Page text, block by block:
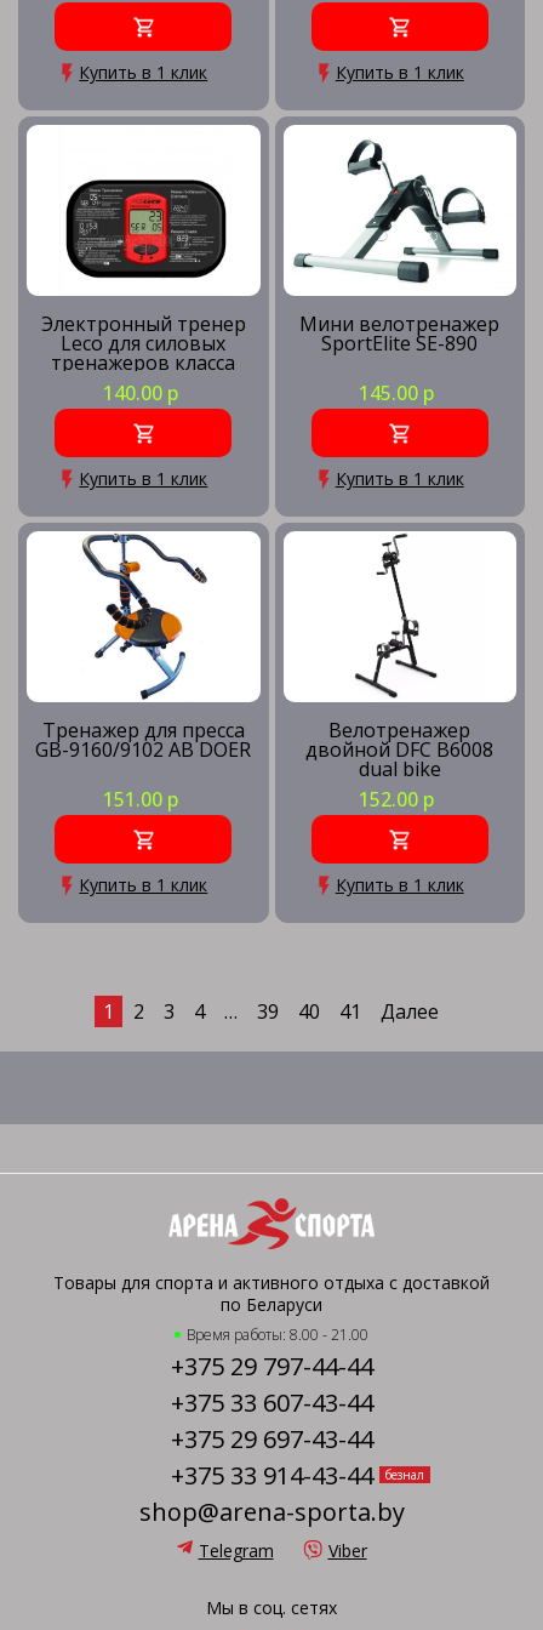
Купить в 1 клик Купить в 1 клик
Электронный тренер
Leco для силовых
тренажеров класса
Home
140.00 р
Купить в 1 клик
Мини велотренажер
SportElite SE-890
145.00 р
Купить в 1 клик
Тренажер для пресса
GB-9160/9102 AB DOER
151.00 р
Купить в 1 клик
Велотренажер
двойной DFC B6008
dual bike
152.00 р
Купить в 1 клик
1 2 3 4 … 39 40 41 Далее
Товары для спорта и активного отдыха с доставкой
по Беларуси
Время работы: 8.00 - 21.00
+375 29 797-44-44
+375 33 607-43-44
+375 29 697-43-44
+375 33 914-43-44
безнал
shop@arena-sporta.by
Telegram Viber
Мы в соц. сетях